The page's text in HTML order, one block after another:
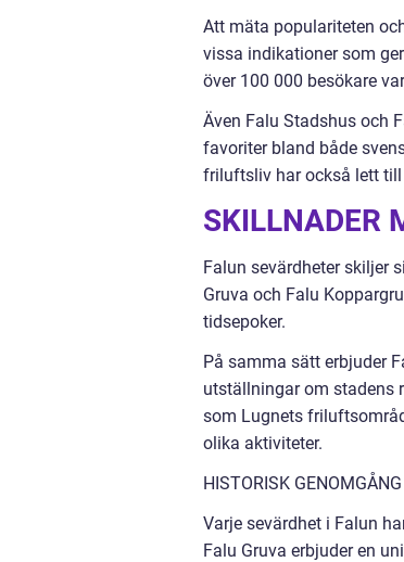
Att mäta populariteten
vissa indikationer som
över 100 000 besökare
Även Falu Stadshus och
favoriter bland både
friluftsliv har också lett
SKILLNADER
Falun sevärdheter skiljer
Gruva och Falu
tidsepoker.
På samma sätt erbjuder
utställningar om stadens
som Lugnets
olika aktiviteter.
HISTORISK
Varje sevärdhet i Falun
Falu Gruva erbjuder en